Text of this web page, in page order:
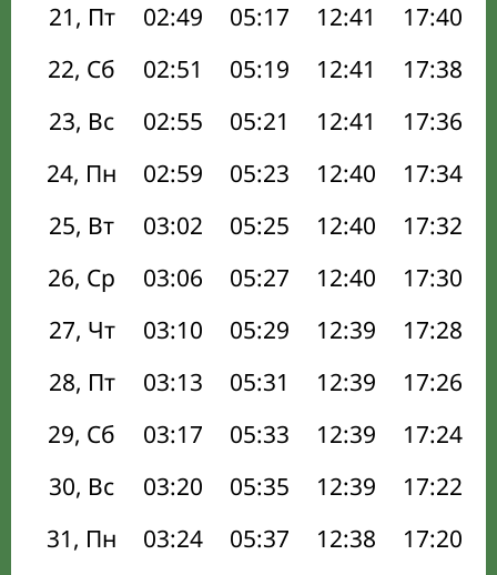
21, Пт
02:49 05:17 12:41 17:40
22, Сб
02:51 05:19 12:41 17:38
23, Вс
02:55 05:21 12:41 17:36
24, Пн
02:59 05:23 12:40 17:34
25, Вт
03:02 05:25 12:40 17:32
26, Ср
03:06 05:27 12:40 17:30
27, Чт
03:10 05:29 12:39 17:28
28, Пт
03:13 05:31 12:39 17:26
29, Сб
03:17 05:33 12:39 17:24
30, Вс
03:20 05:35 12:39 17:22
31, Пн
03:24 05:37 12:38 17:20